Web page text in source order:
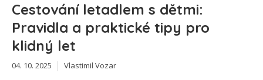
Cestování letadlem s dětmi:
Pravidla a praktické tipy pro
klidný let
04. 10. 2025 Vlastimil Vozar